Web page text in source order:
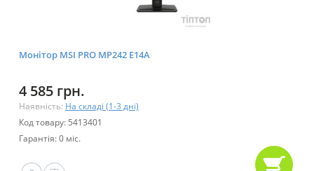
Монітор MSI PRO MP242 E14A
4 585 грн.
Наявність: На складі (1-3 дні)
Код товару: 5413401
Гарантія: 0 міс.